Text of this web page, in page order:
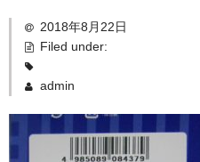
在庫処分セール
全取扱商品
お勧め商品
2018年8月22日
Filed under:
admin